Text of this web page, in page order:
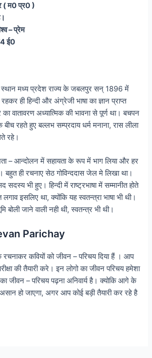
( म0 प्र0 )
– प्रेम
ई0
स्थान मध्य प्रदेश राज्य के जबलपुर सन् 1896 में
ही हिन्दी और अंग्रेजी भाषा का ज्ञान प्राप्त
वातावरण अध्यात्मिक की भावना से पूर्ण था। बचपन
रहते हुए बल्लभ सम्प्रदाय धर्म मनाना, रास लीला
रहे।
– आन्दोलन में सहायता के रूप में भाग लिया और हर
ही रचनाए सेठ गोविन्ददास जेल मे लिखा था।
भी हुए। हिन्दी में राष्ट्रभाषा में सम्मानीत होते
इसलिए था, क्योंकि यह स्वतन्त्रा भाषा भी थी।
बोली जाने वाली नही थी, स्वतन्त्र भी थी।
Parichay
रचनाकर कवियों को जीवन – परिचय दिया हैं । आप
की तैयारी करे। इन लोगो का जीवन परिचय हमेशा
का जीवन – परिचय पढ़ना अनिवार्य है। क्योकि आगे के
हो जाएगा, अगर आप कोई बड़ी तैयारी कर रहे है